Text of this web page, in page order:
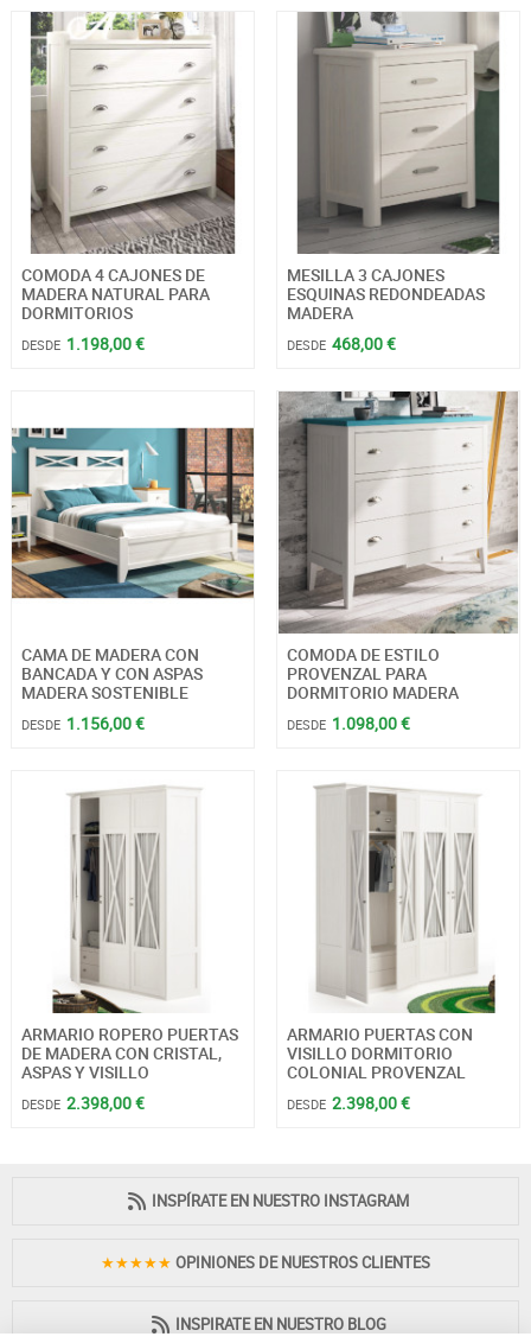
COMODA 4 CAJONES DE
MADERA NATURAL PARA
DORMITORIOS
DESDE 1.198,00 €
MESILLA 3 CAJONES
ESQUINAS REDONDEADAS
MADERA
DESDE 468,00 €
CAMA DE MADERA CON
BANCADA Y CON ASPAS
MADERA SOSTENIBLE
DESDE 1.156,00 €
COMODA DE ESTILO
PROVENZAL PARA
DORMITORIO MADERA
DESDE 1.098,00 €
ARMARIO ROPERO PUERTAS
DE MADERA CON CRISTAL,
ASPAS Y VISILLO
DESDE 2.398,00 €
ARMARIO PUERTAS CON
VISILLO DORMITORIO
COLONIAL PROVENZAL
DESDE 2.398,00 €
INSPÍRATE EN NUESTRO INSTAGRAM
★★★★★ OPINIONES DE NUESTROS CLIENTES
INSPIRATE EN NUESTRO BLOG